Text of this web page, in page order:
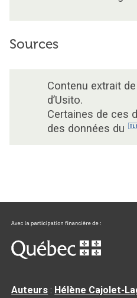
Sources
Contenu extrait de
d’Usito.
Certaines de ces
des données du
Auteurs : Hélène Cajolet-